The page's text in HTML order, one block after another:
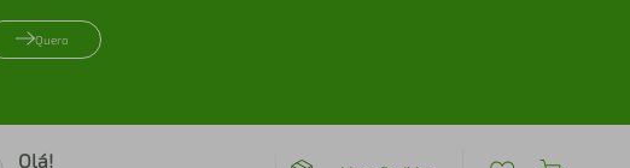
Quero
Olá!